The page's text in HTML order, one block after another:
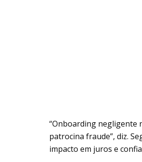
“Onboarding negligente
patrocina fraude”, diz.
impacto em juros e